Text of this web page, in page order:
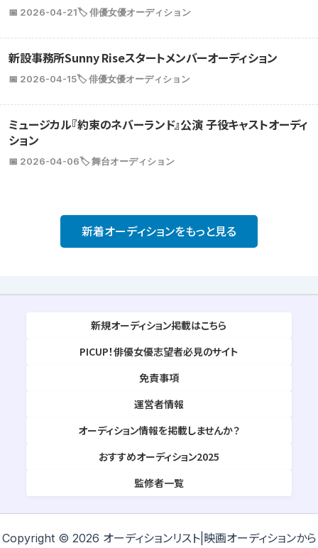
📅 2026-04-21🏷️ 俳優女優オーディション
新設事務所Sunny Riseスタートメンバーオーディション
📅 2026-04-15🏷️ 俳優女優オーディション
ミュージカル『約束のネバーランド』公演 子役キャストオーディ
ション
📅 2026-04-06🏷️ 舞台オーディション
新着オーディションをもっと見る
新規オーディション掲載はこちら
PICUP！俳優女優志望者必見のサイト
免責事項
運営者情報
オーディション情報を掲載しませんか？
おすすめオーディション2025
監修者一覧
Copyright © 2026 オーディションリスト|映画オーディションから